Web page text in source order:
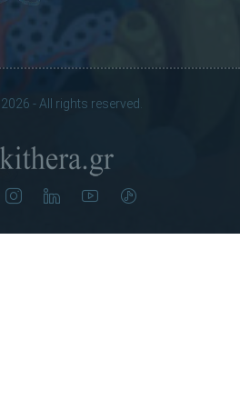
- All rights reserved.